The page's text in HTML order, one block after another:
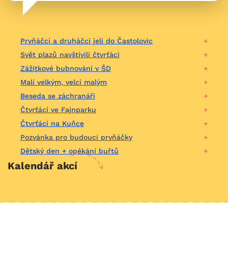
Prvňáčci a druháčci jeli do Častolovic
Svět plazů navštívili čtvrťáci
Zážitkové bubnování v ŠD
Malí velkým, velcí malým
Beseda se záchranáři
Čtvrťáci ve Fajnparku
Čtvrťáci na Kuňce
Pozvánka pro budoucí prvňáčky
Dětský den + opékání buřtů
Kalendář akcí